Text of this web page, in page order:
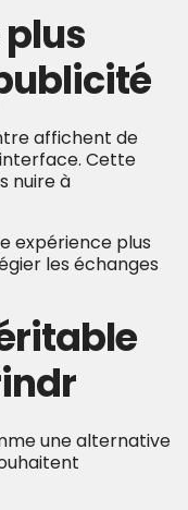
affichent de
Cette
nuire à
expérience plus
les échanges
une alternative